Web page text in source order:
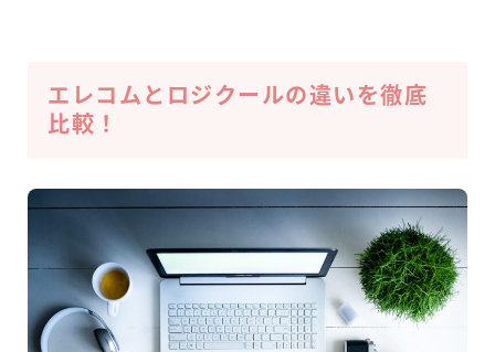
エレコムとロジクールの違いを徹底
比較！